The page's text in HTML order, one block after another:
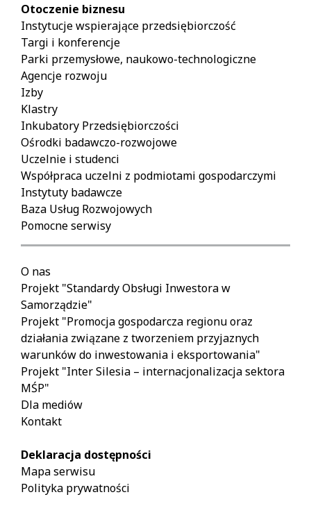
Otoczenie biznesu
Instytucje wspierające przedsiębiorczość
Targi i konferencje
Parki przemysłowe, naukowo-technologiczne
Agencje rozwoju
Izby
Klastry
Inkubatory Przedsiębiorczości
Ośrodki badawczo-rozwojowe
Uczelnie i studenci
Współpraca uczelni z podmiotami gospodarczymi
Instytuty badawcze
Baza Usług Rozwojowych
Pomocne serwisy
O nas
Projekt "Standardy Obsługi Inwestora w
Samorządzie"
Projekt "Promocja gospodarcza regionu oraz
działania związane z tworzeniem przyjaznych
warunków do inwestowania i eksportowania"
Projekt "Inter Silesia – internacjonalizacja sektora
MŚP"
Dla mediów
Kontakt
Deklaracja dostępności
Mapa serwisu
Polityka prywatności